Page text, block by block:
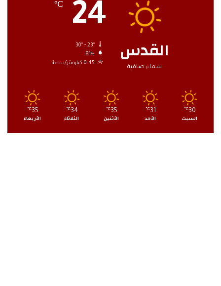
القدس
سماء صافية
24
℃
81%
0.45 كيلومتر/ساعة
30
℃
السبت
31
℃
الأحد
35
℃
الأثنين
34
℃
الثلاثاء
35
℃
الأربعاء